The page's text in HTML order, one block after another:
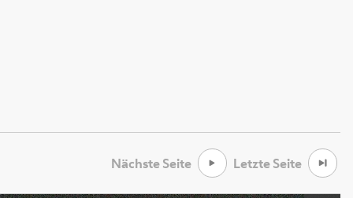
Nächste Seite Letzte Seite